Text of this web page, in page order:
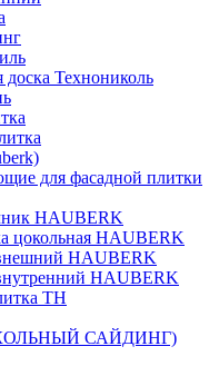
доска Технониколь
для фасадной плитки
HAUBERK
цокольная HAUBERK
HAUBERK
HAUBERK
ТН
САЙДИНГ)